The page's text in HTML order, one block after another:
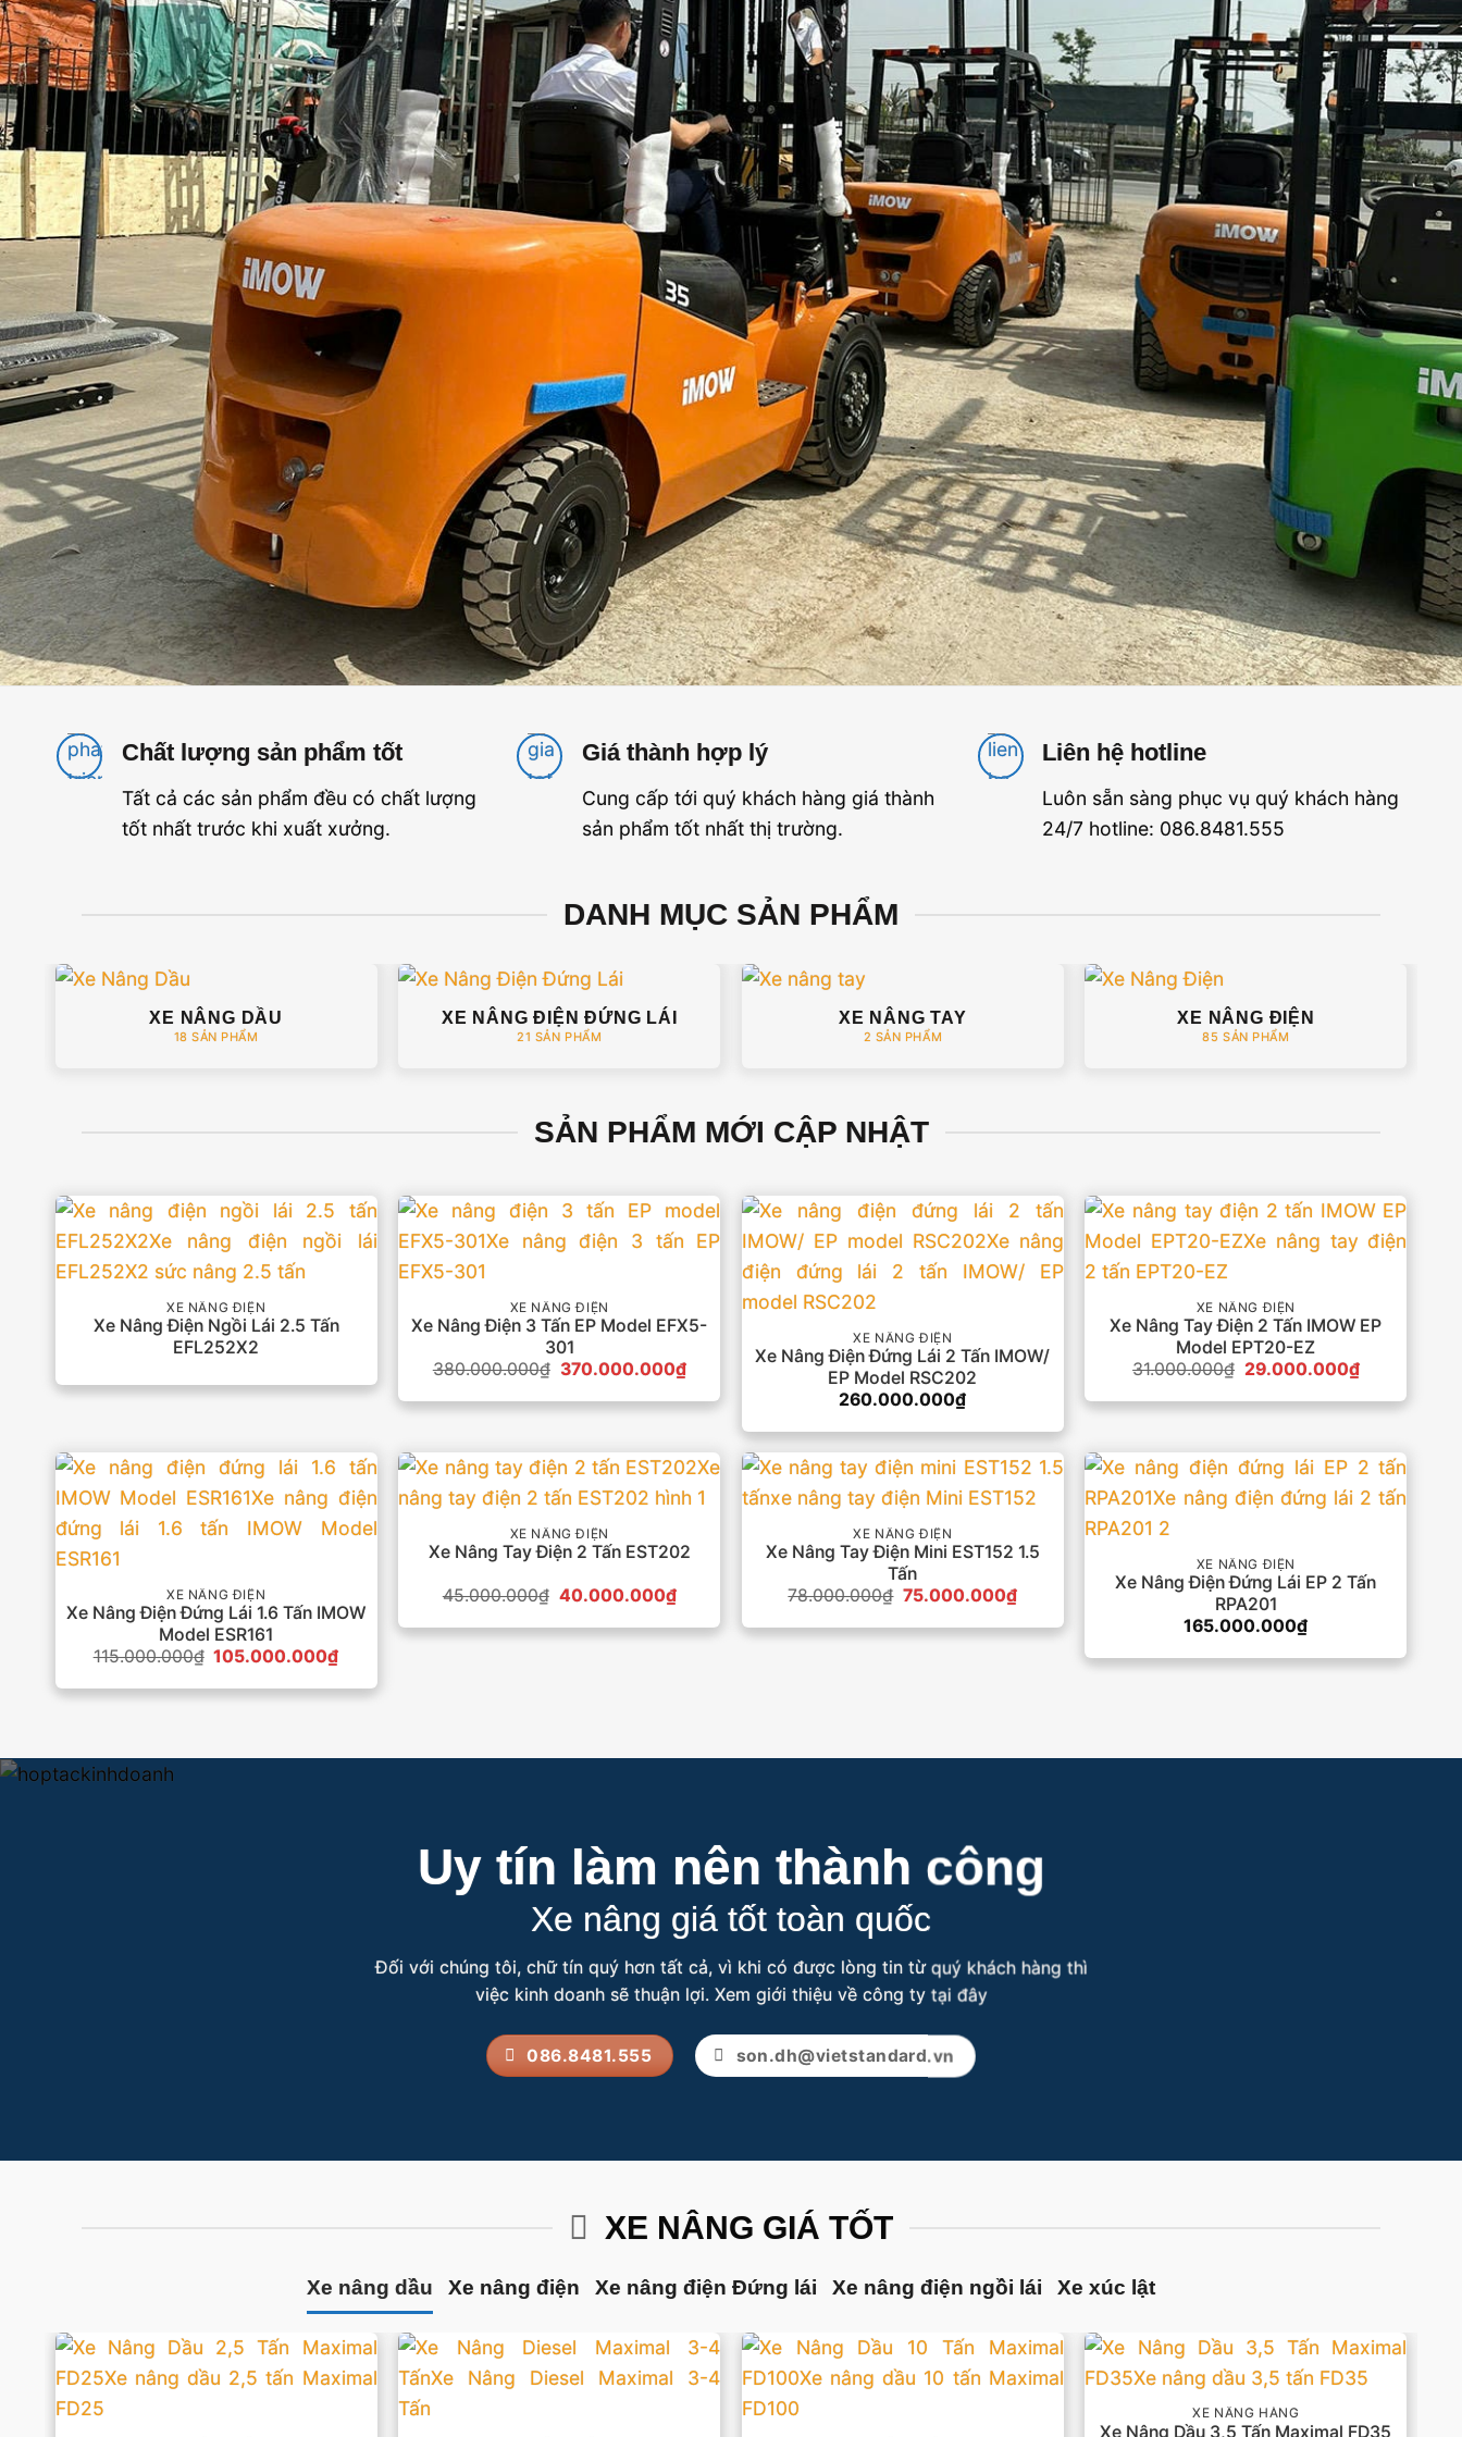
Chất lượng sản phẩm tốt
Tất cả các sản phẩm đều có chất lượng
tốt nhất trước khi xuất xưởng.
Giá thành hợp lý
Cung cấp tới quý khách hàng giá thành
sản phẩm tốt nhất thị trường.
Liên hệ hotline
Luôn sẵn sàng phục vụ quý khách hàng
24/7 hotline: 086.8481.555
DANH MỤC SẢN PHẨM
XE NÂNG DẦU
18 SẢN PHẨM
XE NÂNG ĐIỆN ĐỨNG LÁI
21 SẢN PHẨM
XE NÂNG TAY
2 SẢN PHẨM
XE NÂNG ĐIỆN
85 SẢN PHẨM
SẢN PHẨM MỚI CẬP NHẬT
XE NÂNG ĐIỆN
Xe Nâng Điện Ngồi Lái 2.5 Tấn
EFL252X2
XE NÂNG ĐIỆN
Xe Nâng Điện 3 Tấn EP Model EFX5-
301
380.000.000₫ Giá
là:
380.000.000₫.
370.000.000₫Giá
hiện
tại
là:
370.000.000₫.
XE NÂNG ĐIỆN
Xe Nâng Điện Đứng Lái 2 Tấn IMOW/
EP Model RSC202
260.000.000₫
XE NÂNG ĐIỆN
Xe Nâng Tay Điện 2 Tấn IMOW EP
Model EPT20-EZ
31.000.000₫ Giá
là:
31.000.000₫.
29.000.000₫Giá
hiện
tại
là:
XE NÂNG ĐIỆN
Xe Nâng Điện Đứng Lái 1.6 Tấn IMOW
Model ESR161
115.000.000₫ Giá
là:
115.000.000₫.
105.000.000₫Giá
tại
là:
XE NÂNG ĐIỆN
Xe Nâng Tay Điện 2 Tấn EST202
45.000.000₫ Giá
là:
45.000.000₫.
40.000.000₫Giá
hiện
tại
là:
XE NÂNG ĐIỆN
Xe Nâng Tay Điện Mini EST152 1.5
Tấn
78.000.000₫ Giá
là:
78.000.000₫.
75.000.000₫Giá
tại
là:
75.000.000₫.
XE NÂNG ĐIỆN
Xe Nâng Điện Đứng Lái EP 2 Tấn
RPA201
165.000.000₫
Uy tín làm nên thành công
Xe nâng giá tốt toàn quốc
Đối với chúng tôi, chữ tín quý hơn tất cả, vì khi có được lòng tin từ quý khách hàng thì
việc kinh doanh sẽ thuận lợi. Xem giới thiệu về công ty tại đây
086.8481.555 son.dh@vietstandard.vn
XE NÂNG GIÁ TỐT
Xe nâng dầu Xe nâng điện Xe nâng điện Đứng lái Xe nâng điện ngồi lái Xe xúc lật
XE NÂNG HÀNG
Xe Nâng Dầu 3,5 Tấn Maximal FD35